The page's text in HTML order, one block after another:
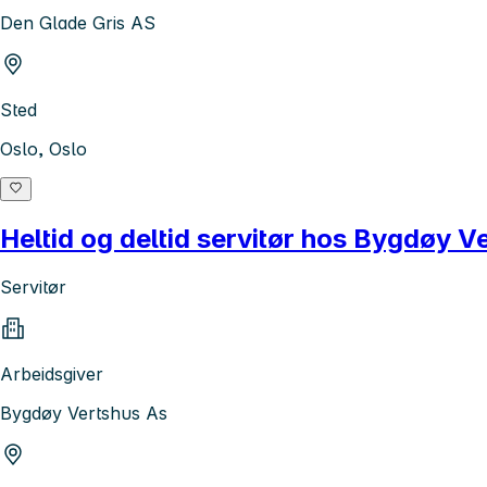
Den Glade Gris AS
Sted
Oslo, Oslo
Heltid og deltid servitør hos Bygdøy
Servitør
Arbeidsgiver
Bygdøy Vertshus As